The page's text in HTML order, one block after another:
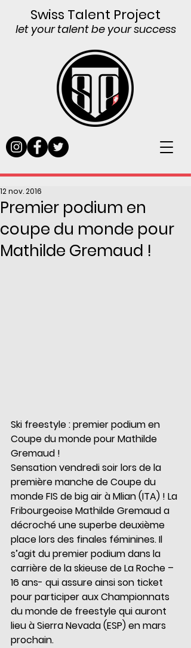
Swiss Talent Project
let your talent be your success
Premier podium en
coupe du monde pour
Mathilde Gremaud !
12 nov. 2016
Ski freestyle : premier podium en
Coupe du monde pour Mathilde
Gremaud !
Sensation vendredi soir lors de la
première manche de Coupe du
monde FIS de big air à Mlian (ITA) ! La
Fribourgeoise Mathilde Gremaud a
décroché une superbe deuxième
place lors des finales féminines. Il
s’agit du premier podium dans la
carrière de la skieuse de La Roche –
16 ans- qui assure ainsi son ticket
pour participer aux Championnats
du monde de freestyle qui auront
lieu à Sierra Nevada (ESP) en mars
prochain.